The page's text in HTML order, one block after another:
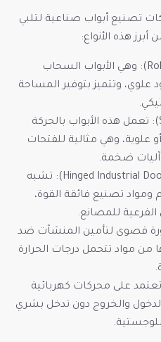
تصنيع أبواب صناعية لتلبي
هذه الأنواع:
أبواب رول شتر (Roller Shutter): وهي الأبواب السحاب
علوي، وتتميز بتوفير المساحة
أبواب سحاب (Sliding Doors): تعمل هذه الأبواب بالحركة
علوية، وهي مثالية للفتحات
آليات ضخمة.
أبواب مفصلية صناعية (Hinged Industrial Doors): تشبه
ومواد تصنيع فائقة القوة،
للمصانع.
قصوى لتأمين المنشآت ضد
مواد تتحمل درجات الحرارة
على محركات كهربائية
والخروج دون تدخل بشري